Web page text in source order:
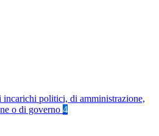
incarichi politici, di amministrazione,
o di governo 4